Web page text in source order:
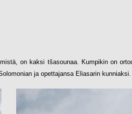
on kaksi tšasounaa. Kumpikin on
ja opettajansa Eliasarin kunniaksi.